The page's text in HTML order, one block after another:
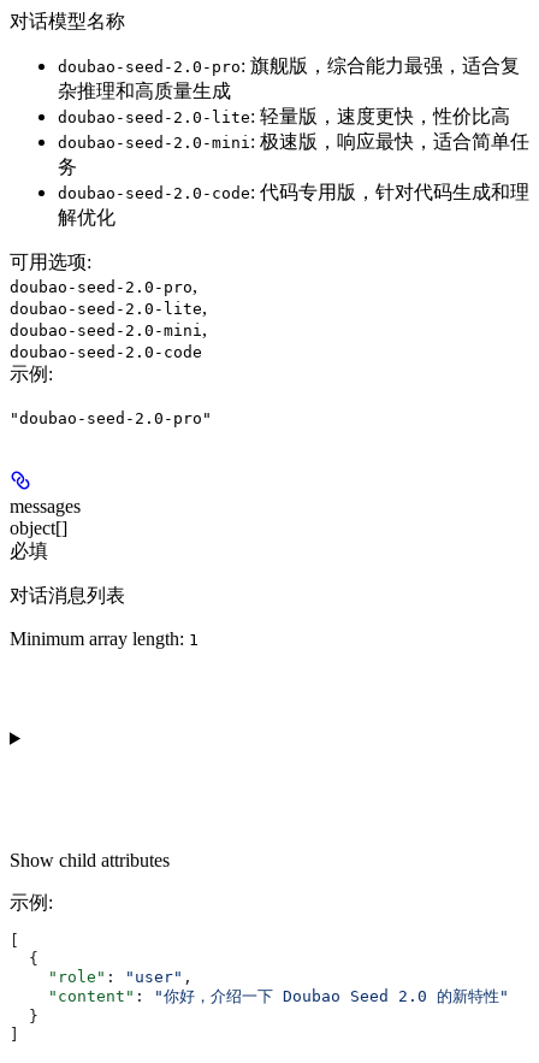
对话模型名称
doubao-seed-2.0-pro: 旗舰版，综合能力最强，适合复
杂推理和高质量生成
doubao-seed-2.0-lite: 轻量版，速度更快，性价比高
doubao-seed-2.0-mini: 极速版，响应最快，适合简单任
务
doubao-seed-2.0-code: 代码专用版，针对代码生成和理
解优化
可用选项:
doubao-seed-2.0-pro,
doubao-seed-2.0-lite,
doubao-seed-2.0-mini,
doubao-seed-2.0-code
示例 :
"doubao-seed-2.0-pro"
messages
object[]
必填
对话消息列表
Minimum array length: 1
Show child attributes
示例 :
  {
    "role"
: "user" ,
    "content"
:
"你好，介绍一下 Doubao Seed 2.0 的新特性"
  }